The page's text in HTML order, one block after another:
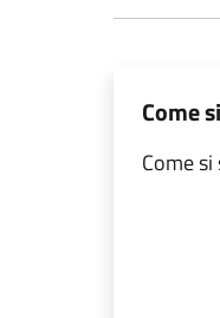
Come
Come